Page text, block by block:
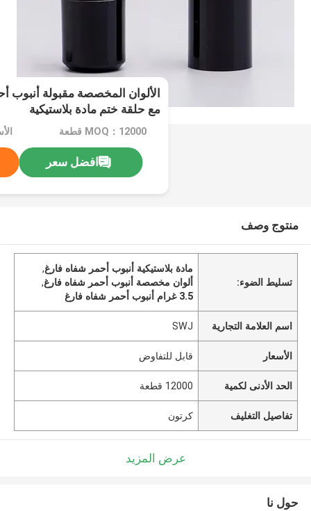
مع حلقة ختم مادة بلاستيكية
MOQ：12000 قطعة
افضل سعر
منتوج وصف
تسليط الضوء:
مادة بلاستيكية أنبوب أحمر شفاه فارغ,
ألوان مخصصة أنبوب أحمر شفاه فارغ,
3.5 غرام أنبوب أحمر شفاه فارغ
اسم العلامة التجارية SWJ
الأسعار قابل للتفاوض
الحد الأدنى لكمية 12000 قطعة
تفاصيل التغليف كرتون
عرض المزيد
حول نا